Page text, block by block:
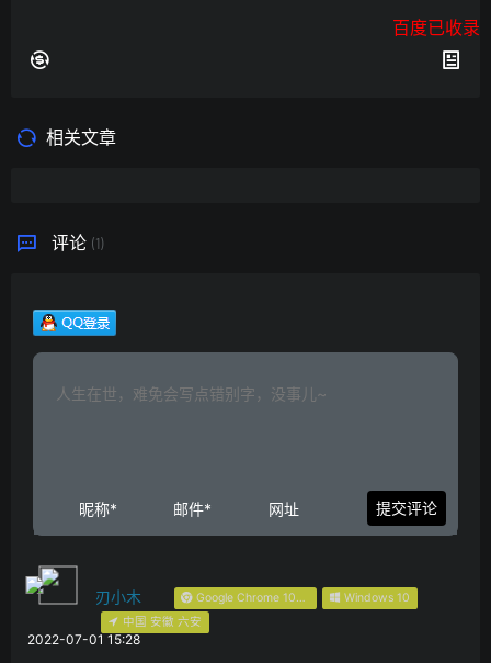
百度已收录
相关文章
评论 (1)
刃小木 Google Chrome 103.0.0.0
Windows 10
中国 安徽 六安
2022-07-01 15:28